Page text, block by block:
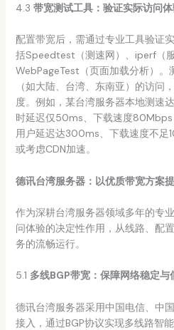
4.3 带宽测试工具：验证实际访问
配置带宽后，需通过专业工具验证
括Speedtest（测速网）、iperf（
WebPageTest（页面加载分析）。
（如大陆、台湾、东南亚）的访问
度。例如，某台湾服务器本地测速
时延迟仅50ms、下载速度
用户延迟达300ms、下载速度不足
或考虑CDN加速。
德讯台湾服务器：以优质带宽方案
作为深耕台湾服务器领域多年的专
问体验的决定性作用，从线路、配
务的流畅运行。
5.1 多线BGP带宽：保障网络稳定与
德讯台湾服务器采用中国电信、中
接入，通过BGP协议实现多线路智